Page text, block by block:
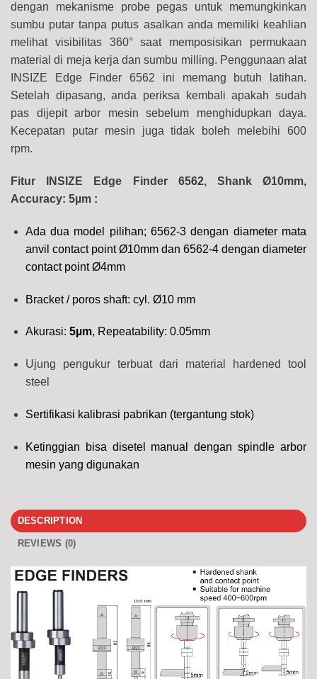
dengan mekanisme probe pegas untuk memungkinkan
sumbu putar tanpa putus asalkan anda memiliki keahlian
melihat visibilitas 360° saat memposisikan permukaan
material di meja kerja dan sumbu milling. Penggunaan alat
INSIZE Edge Finder 6562 ini memang butuh latihan.
Setelah dipasang, anda periksa kembali apakah sudah
pas dijepit arbor mesin sebelum menghidupkan daya.
Kecepatan putar mesin juga tidak boleh melebihi 600
rpm.
Fitur INSIZE Edge Finder 6562, Shank Ø10mm,
Accuracy: 5µm :
Ada dua model pilihan; 6562-3 dengan diameter mata
anvil contact point Ø10mm dan 6562-4 dengan diameter
contact point Ø4mm
Bracket / poros shaft: cyl. Ø10 mm
Akurasi: 5µm, Repeatability: 0.05mm
Ujung pengukur terbuat dari material hardened tool
steel
Sertifikasi kalibrasi pabrikan (tergantung stok)
Ketinggian bisa disetel manual dengan spindle arbor
mesin yang digunakan
DESCRIPTION
REVIEWS (0)